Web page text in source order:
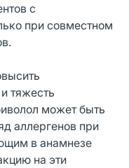
с
при совместном
тяжесть
может быть
аллергенов при
в анамнезе
на эти